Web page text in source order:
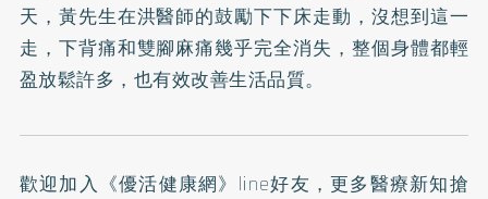
天，黃先生在洪醫師的鼓勵下下床走動，沒想到這一
走，下背痛和雙腳麻痛幾乎完全消失，整個身體都輕
盈放鬆許多，也有效改善生活品質。
歡迎加入 《優活健康網》line好友 ，更多醫療新知搶